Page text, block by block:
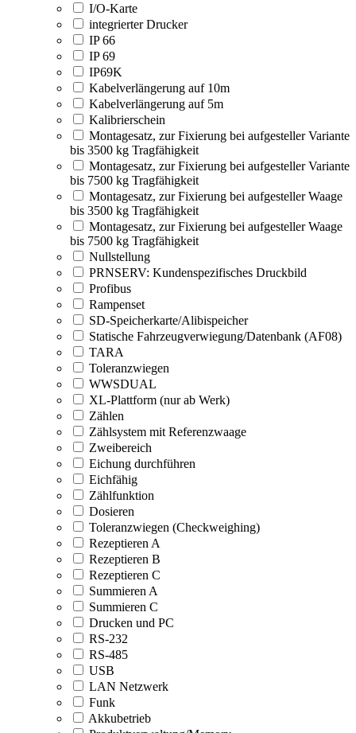
I/O-Karte
integrierter Drucker
IP 66
IP 69
IP69K
Kabelverlängerung auf 10m
Kabelverlängerung auf 5m
Kalibrierschein
Montagesatz, zur Fixierung bei aufgesteller Variante
bis 3500 kg Tragfähigkeit
Montagesatz, zur Fixierung bei aufgesteller Variante
bis 7500 kg Tragfähigkeit
Montagesatz, zur Fixierung bei aufgesteller Waage
bis 3500 kg Tragfähigkeit
Montagesatz, zur Fixierung bei aufgesteller Waage
bis 7500 kg Tragfähigkeit
Nullstellung
PRNSERV: Kundenspezifisches Druckbild
Profibus
Rampenset
SD-Speicherkarte/Alibispeicher
Statische Fahrzeugverwiegung/Datenbank (AF08)
TARA
Toleranzwiegen
WWSDUAL
XL-Plattform (nur ab Werk)
Zählen
Zählsystem mit Referenzwaage
Zweibereich
Eichung durchführen
Eichfähig
Zählfunktion
Dosieren
Toleranzwiegen (Checkweighing)
Rezeptieren A
Rezeptieren B
Rezeptieren C
Summieren A
Summieren C
Drucken und PC
RS-232
RS-485
USB
LAN Netzwerk
Funk
Akkubetrieb